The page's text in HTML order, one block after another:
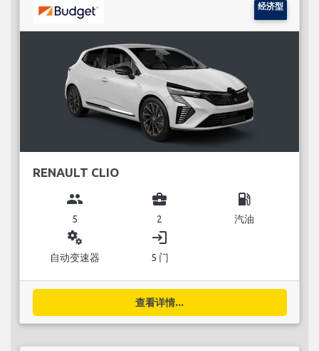
经济型
RENAULT CLIO
group
5
business_center
2
local_gas_station
汽油
miscellaneous_services
自动变速器
login
5 门
查看详情...